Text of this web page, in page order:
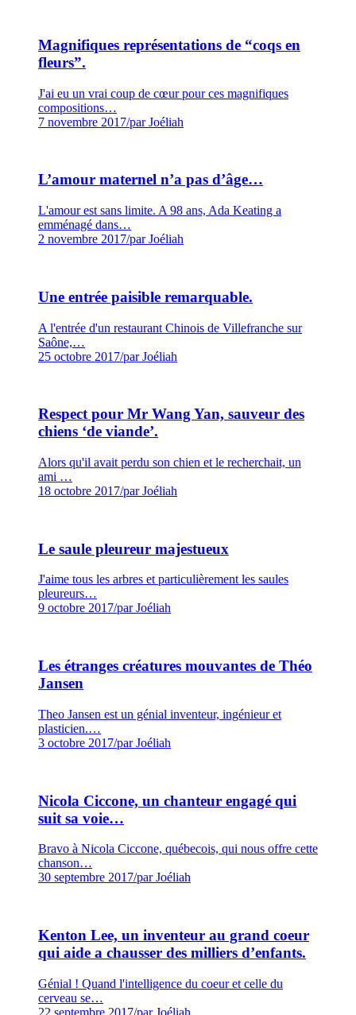
Magnifiques représentations de “coqs en
fleurs”.
J'ai eu un vrai coup de cœur pour ces magnifiques
compositions…
7 novembre 2017/par Joéliah
L’amour maternel n’a pas d’âge…
L'amour est sans limite. A 98 ans, Ada Keating a
emménagé dans…
2 novembre 2017/par Joéliah
Une entrée paisible remarquable.
A l'entrée d'un restaurant Chinois de Villefranche sur
Saône,…
25 octobre 2017/par Joéliah
Respect pour Mr Wang Yan, sauveur des
chiens ‘de viande’.
Alors qu'il avait perdu son chien et le recherchait, un
ami …
18 octobre 2017/par Joéliah
Le saule pleureur majestueux
J'aime tous les arbres et particulièrement les saules
pleureurs…
9 octobre 2017/par Joéliah
Les étranges créatures mouvantes de Théo
Jansen
Theo Jansen est un génial inventeur, ingénieur et
plasticien.…
3 octobre 2017/par Joéliah
Nicola Ciccone, un chanteur engagé qui
suit sa voie…
Bravo à Nicola Ciccone, québecois, qui nous offre cette
chanson…
30 septembre 2017/par Joéliah
Kenton Lee, un inventeur au grand coeur
qui aide a chausser des milliers d’enfants.
Génial ! Quand l'intelligence du coeur et celle du
cerveau se…
22 septembre 2017/par Joéliah